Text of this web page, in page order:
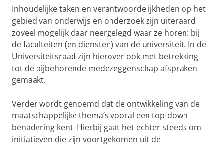
Inhoudelijke taken en verantwoordelijkheden op het
gebied van onderwijs en onderzoek zijn uiteraard
zoveel mogelijk daar neergelegd waar ze horen: bij
de faculteiten (en diensten) van de universiteit. In de
Universiteitsraad zijn hierover ook met betrekking
tot de bijbehorende medezeggenschap afspraken
gemaakt.
Verder wordt genoemd dat de ontwikkeling van de
maatschappelijke thema’s vooral een top-down
benadering kent. Hierbij gaat het echter steeds om
initiatieven die zijn voortgekomen uit de